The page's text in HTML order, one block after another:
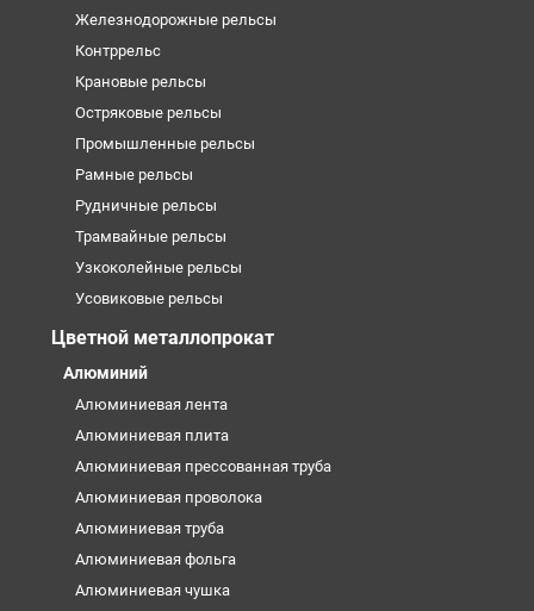
Железнодорожные рельсы
Контррельс
Крановые рельсы
Остряковые рельсы
Промышленные рельсы
Рамные рельсы
Рудничные рельсы
Трамвайные рельсы
Узкоколейные рельсы
Усовиковые рельсы
Цветной металлопрокат
Алюминий
Алюминиевая лента
Алюминиевая плита
Алюминиевая прессованная труба
Алюминиевая проволока
Алюминиевая труба
Алюминиевая фольга
Алюминиевая чушка